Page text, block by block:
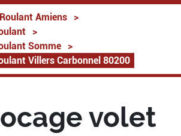
Amiens
>
>
Somme
>
Villers Carbonnel 80200
volet